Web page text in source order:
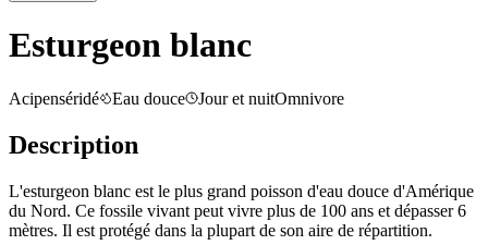
Esturgeon blanc
Acipenséridé Eau douce Jour et nuitOmnivore
Description
L'esturgeon blanc est le plus grand poisson d'eau douce d'Amérique
du Nord. Ce fossile vivant peut vivre plus de 100 ans et dépasser 6
mètres. Il est protégé dans la plupart de son aire de répartition.